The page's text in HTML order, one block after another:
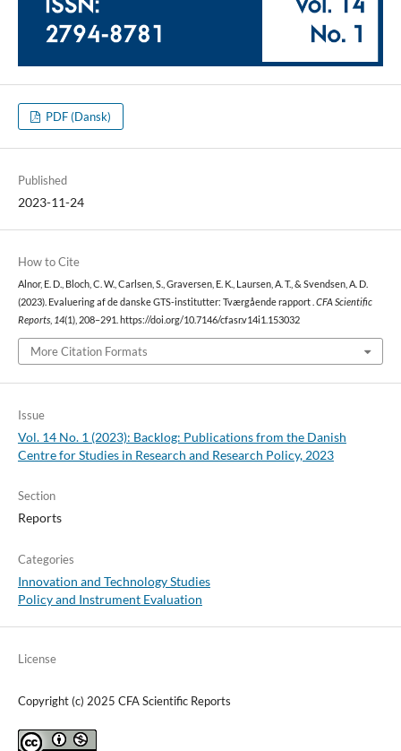
PDF (Dansk)
Published
2023-11-24
How to Cite
Alnor, E. D., Bloch, C. W., Carlsen, S., Graversen, E. K., Laursen, A. T., & Svendsen, A. D.
(2023). Evaluering af de danske GTS-institutter: Tværgående rapport . CFA Scientific
Reports, 14(1), 208–291. https://doi.org/10.7146/cfasr.v14i1.153032
More Citation Formats
Issue
Vol. 14 No. 1 (2023): Backlog: Publications from the Danish
Centre for Studies in Research and Research Policy, 2023
Section
Reports
Categories
Innovation and Technology Studies
Policy and Instrument Evaluation
License
Copyright (c) 2025 CFA Scientific Reports